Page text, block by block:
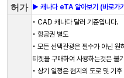
허가 ► 캐나다 eTA 알아보기 (바로가
• CAD 캐나다 달러 기준입니다.
• 항공권 별도
• 모든 선택관광은 필수가 아닌 원
티켓을 구매하여 사용하는것은 불
• 상기 일정은 현지의 도로 및 기